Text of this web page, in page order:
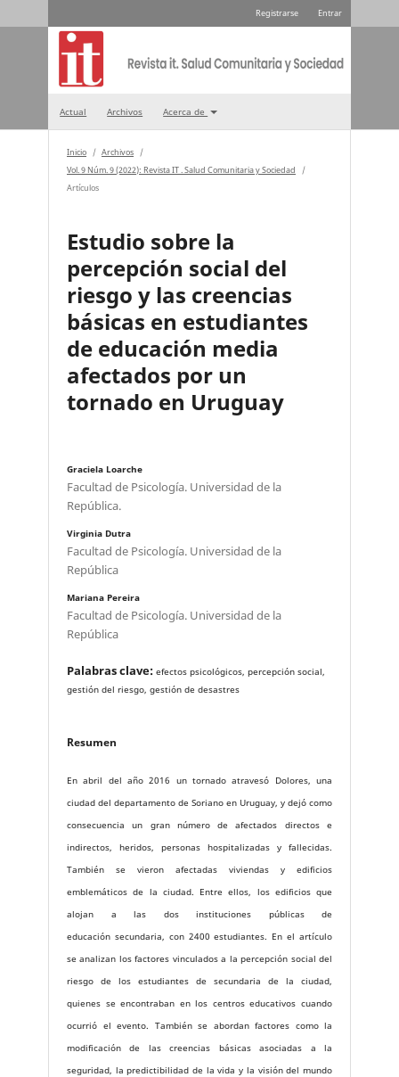
Actual Archivos Acerca de
Registrarse Entrar
Inicio / Archivos
/
Vol. 9 Núm. 9 (2022): Revista IT . Salud Comunitaria y Sociedad
/
Artículos
Estudio sobre la
percepción social del
riesgo y las creencias
básicas en estudiantes
de educación media
afectados por un
tornado en Uruguay
Graciela Loarche
Facultad de Psicología. Universidad de la
República.
Virginia Dutra
Facultad de Psicología. Universidad de la
República
Mariana Pereira
Facultad de Psicología. Universidad de la
República
Palabras clave: efectos psicológicos, percepción social,
gestión del riesgo, gestión de desastres
Resumen
En abril del año 2016 un tornado atravesó Dolores, una
ciudad del departamento de Soriano en Uruguay, y dejó como
consecuencia un gran número de afectados directos e
indirectos, heridos, personas hospitalizadas y fallecidas.
También se vieron afectadas viviendas y edificios
emblemáticos de la ciudad. Entre ellos, los edificios que
alojan a las dos instituciones públicas de
educación secundaria, con 2400 estudiantes. En el artículo
se analizan los factores vinculados a la percepción social del
riesgo de los estudiantes de secundaria de la ciudad,
quienes se encontraban en los centros educativos cuando
ocurrió el evento. También se abordan factores como la
modificación de las creencias básicas asociadas a la
seguridad, la predictibilidad de la vida y la visión del mundo